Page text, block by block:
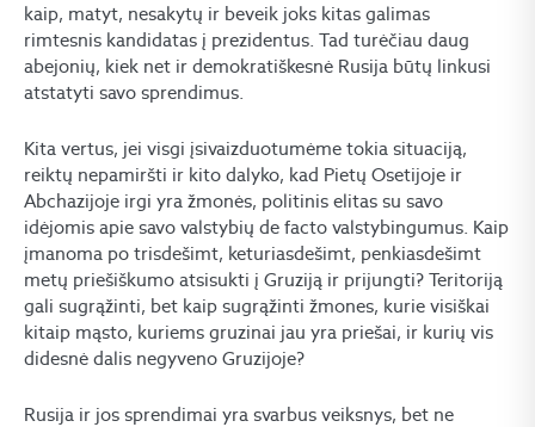
kaip, matyt, nesakytų ir beveik joks kitas galimas
rimtesnis kandidatas į prezidentus. Tad turėčiau daug
abejonių, kiek net ir demokratiškesnė Rusija būtų linkusi
atstatyti savo sprendimus.
Kita vertus, jei visgi įsivaizduotumėme tokia situaciją,
reiktų nepamiršti ir kito dalyko, kad Pietų Osetijoje ir
Abchazijoje irgi yra žmonės, politinis elitas su savo
idėjomis apie savo valstybių de facto valstybingumus. Kaip
įmanoma po trisdešimt, keturiasdešimt, penkiasdešimt
metų priešiškumo atsisukti į Gruziją ir prijungti? Teritoriją
gali sugrąžinti, bet kaip sugrąžinti žmones, kurie visiškai
kitaip mąsto, kuriems gruzinai jau yra priešai, ir kurių vis
didesnė dalis negyveno Gruzijoje?
Rusija ir jos sprendimai yra svarbus veiksnys, bet ne